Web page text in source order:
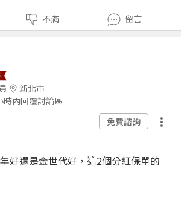
不滿 留言
新北市
時內回覆討論區
免費諮詢
好還是金世代好，這2個分紅保單的